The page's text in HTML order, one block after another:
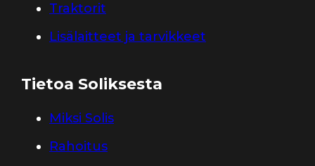
Traktorit
Lisälaitteet ja tarvikkeet
Tietoa Soliksesta
Miksi Solis
Rahoitus